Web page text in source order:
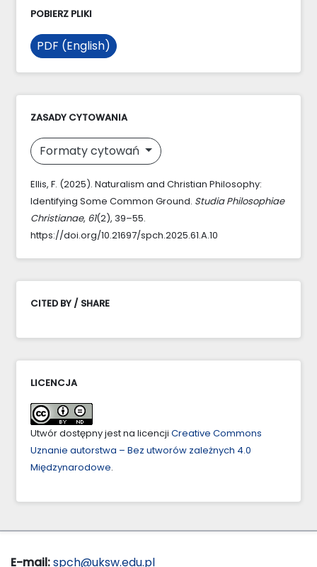
POBIERZ PLIKI
PDF (English)
ZASADY CYTOWANIA
Formaty cytowań
Ellis, F. (2025). Naturalism and Christian Philosophy:
Identifying Some Common Ground. Studia Philosophiae
Christianae, 61(2), 39–55.
https://doi.org/10.21697/spch.2025.61.A.10
CITED BY / SHARE
LICENCJA
Utwór dostępny jest na licencji Creative Commons
Uznanie autorstwa – Bez utworów zależnych 4.0
Międzynarodowe.
E-mail:spch@uksw.edu.pl